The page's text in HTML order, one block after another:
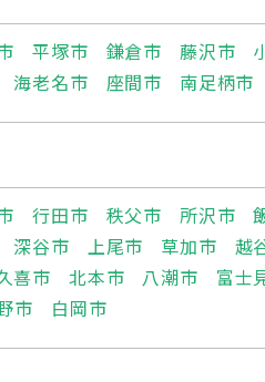
平塚市 鎌倉市 藤沢市
海老名市 座間市 南足柄市
行田市 秩父市 所沢市
深谷市 上尾市 草加市 越
喜市 北本市 八潮市 富士
市 白岡市